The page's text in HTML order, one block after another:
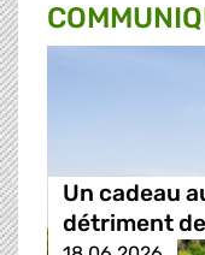
Un cadeau
détriment